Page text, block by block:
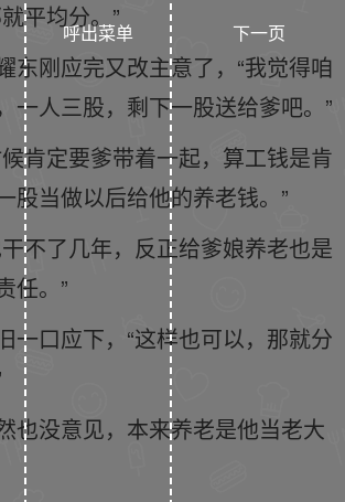
平均分。”
东刚应完又改主意了，“我觉得咱
一人三股，剩下一股送给爹吧。”
肯定要爹带着一起，算工钱是肯
股当做以后给他的养老钱。”
不了几年，反正给爹娘养老也是
任。”
一口应下，“这样也可以，那就分
也没意见，本来养老是他当老大
下一页
呼出菜单